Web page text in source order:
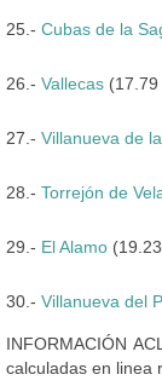
25.- Cubas de la
26.- Vallecas (17.79
27.- Villanueva de
28.- Torrejón de
29.- El Alamo
30.- Villanueva del
INFORMACIÓN
calculadas en linea